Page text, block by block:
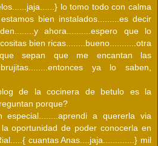
lo tomo todo con calma
bien instalados.........es decir
ahora..........espero que lo
bien ricas........bueno...........otra
que sepan que me encantan las
ya lo saben,
de la cocinera de betulo es la
porque?
a quererla via
oportunidad de poder conocerla en
cuantas Anas....jaja.............} mil